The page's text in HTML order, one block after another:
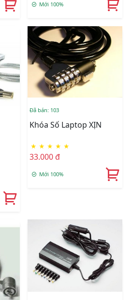
Mới 100%
Đã bán: 103
Khóa Số Laptop XỊN
★ ★ ★ ★ ★
33.000 đ
Mới 100%